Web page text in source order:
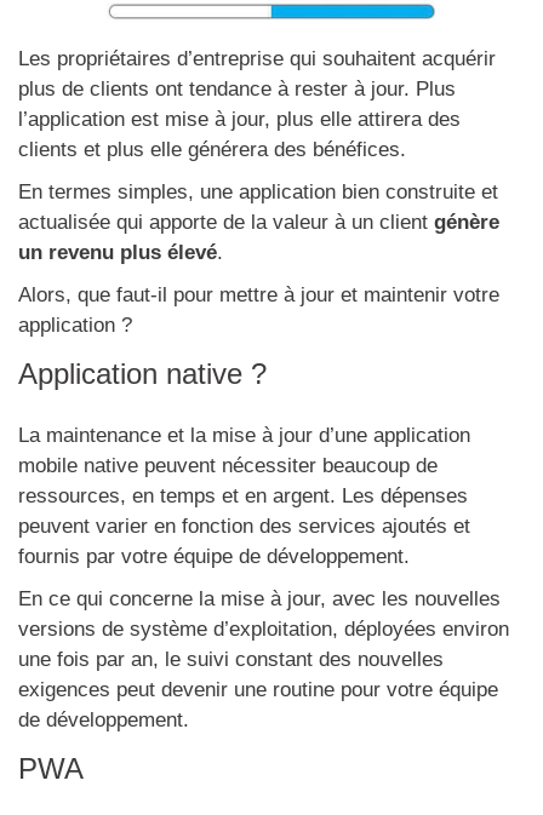
Les propriétaires d’entreprise qui souhaitent acquérir
plus de clients ont tendance à rester à jour. Plus
l’application est mise à jour, plus elle attirera des
clients et plus elle générera des bénéfices.
En termes simples, une application bien construite et
actualisée qui apporte de la valeur à un client génère
un revenu plus élevé.
Alors, que faut-il pour mettre à jour et maintenir votre
application ?
Application native ?
La maintenance et la mise à jour d’une application
mobile native peuvent nécessiter beaucoup de
ressources, en temps et en argent. Les dépenses
peuvent varier en fonction des services ajoutés et
fournis par votre équipe de développement.
En ce qui concerne la mise à jour, avec les nouvelles
versions de système d’exploitation, déployées environ
une fois par an, le suivi constant des nouvelles
exigences peut devenir une routine pour votre équipe
de développement.
PWA